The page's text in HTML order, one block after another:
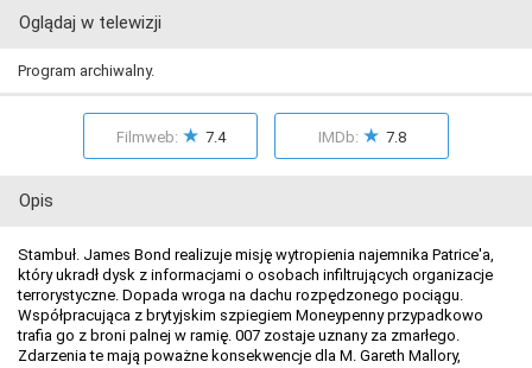
Oglądaj w telewizji
Program archiwalny.
Filmweb: ★ 7.4 IMDb: ★ 7.8
Opis
Stambuł. James Bond realizuje misję wytropienia najemnika Patrice'a,
który ukradł dysk z informacjami o osobach infiltrujących organizacje
terrorystyczne. Dopada wroga na dachu rozpędzonego pociągu.
Współpracująca z brytyjskim szpiegiem Moneypenny przypadkowo
trafia go z broni palnej w ramię. 007 zostaje uznany za zmarłego.
Zdarzenia te mają poważne konsekwencje dla M. Gareth Mallory,